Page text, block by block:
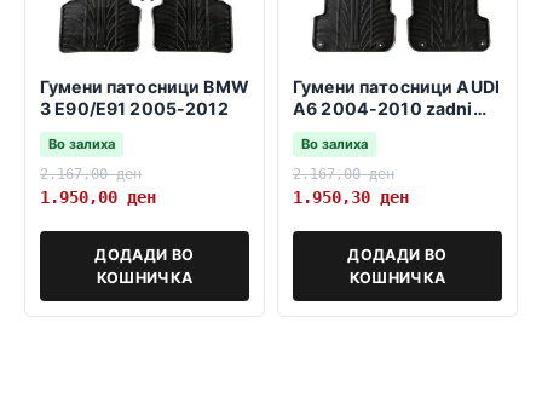
Гумени патосници BMW
3 E90/E91 2005-2012
Во залиха
2.167,00ден
1.950,00 ден
ДОДАДИ ВО
КОШНИЧКА
Гумени патосници AUDI
A6 2004-2010 zadni
fiksatori 37,5cm
Во залиха
2.167,00ден
1.950,30 ден
ДОДАДИ ВО
КОШНИЧКА